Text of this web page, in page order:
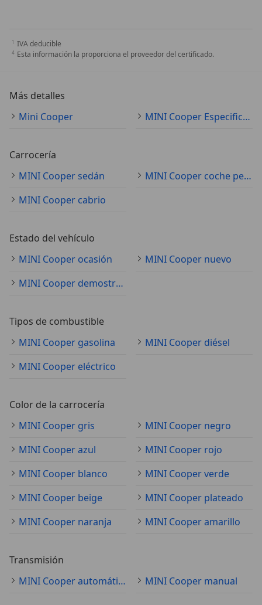
IVA deducible
Esta información la proporciona el proveedor del certificado.
Más detalles
Mini Cooper
MINI Cooper Especificaciones técnicas
Carrocería
MINI Cooper sedán
MINI Cooper coche pequeño
MINI Cooper cabrio
Estado del vehículo
MINI Cooper ocasión
MINI Cooper nuevo
MINI Cooper demostración
Tipos de combustible
MINI Cooper gasolina
MINI Cooper diésel
MINI Cooper eléctrico
Color de la carrocería
MINI Cooper gris
MINI Cooper negro
MINI Cooper azul
MINI Cooper rojo
MINI Cooper blanco
MINI Cooper verde
MINI Cooper beige
MINI Cooper plateado
MINI Cooper naranja
MINI Cooper amarillo
Transmisión
MINI Cooper automático
MINI Cooper manual